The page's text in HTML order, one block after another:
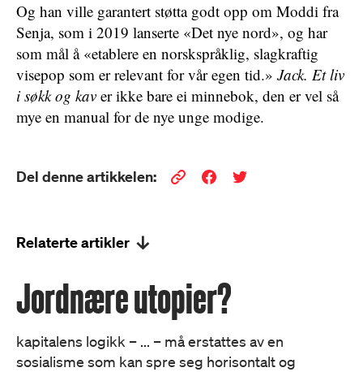
Og han ville garantert støtta godt opp om Moddi fra
Senja, som i 2019 lanserte «Det nye nord», og har
som mål å «etablere en norskspråklig, slagkraftig
visepop som er relevant for vår egen tid.» Jack. Et liv
i søkk og kav er ikke bare ei minnebok, den er vel så
mye en manual for de nye unge modige.
Del denne artikkelen:
Relaterte artikler
Jordnære utopier?
kapitalens logikk – ... – må erstattes av en
sosialisme som kan spre seg horisontalt og